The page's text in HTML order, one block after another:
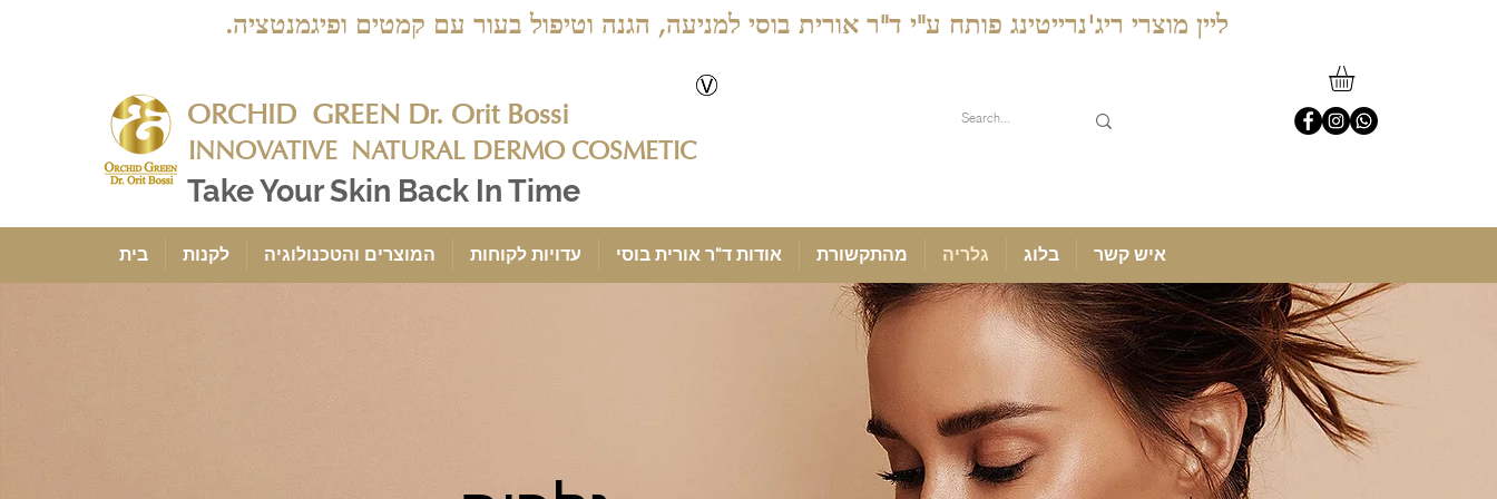
ליין מוצרי ריג'נרייטינג פותח ע"י ד"ר אורית בוסי למניעה, הגנה וטיפול בעור עם קמטים ופיגמנטציה.
ORCHID GREEN Dr. Orit Bossi
INNOVATIVE NATURAL DERMO COSMETIC
Take Your Skin Back In Time
בית לקנות המוצרים והטכנולוגיה עדויות לקוחות אודות ד"ר אורית בוסי מהתקשורת גלריה בלוג איש קשר